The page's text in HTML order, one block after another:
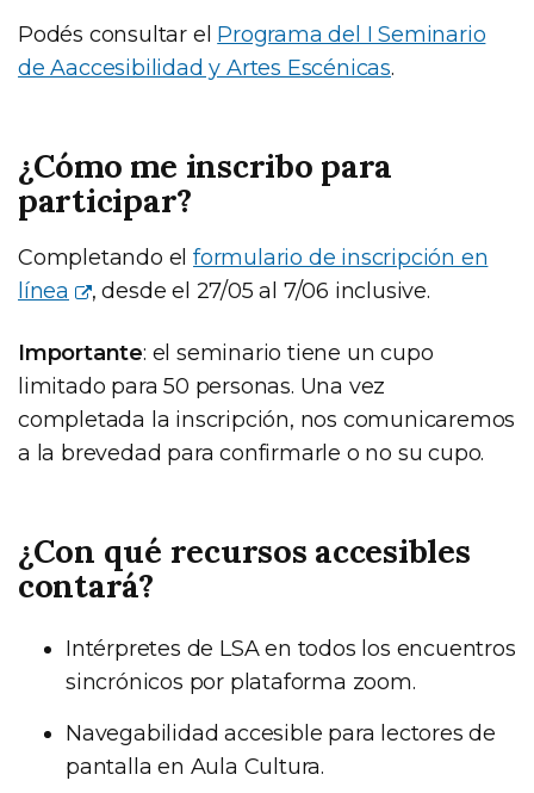
Podés consultar el Programa del I Seminario
de Aaccesibilidad y Artes Escénicas.
¿Cómo me inscribo para
participar?
Completando elformulario de inscripción en
línea
, desde el 27/05 al 7/06 inclusive.
Importante: el seminario tiene un cupo
limitado para 50 personas. Una vez
completada la inscripción, nos comunicaremos
a la brevedad para confirmarle o no su cupo.
¿Con qué recursos accesibles
contará?
Intérpretes de LSA en todos los encuentros
sincrónicos por plataforma zoom.
Navegabilidad accesible para lectores de
pantalla en Aula Cultura.